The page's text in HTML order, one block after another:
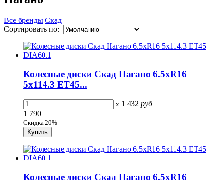
Все бренды Скад
Сортировать по:
Колесные диски Скад Нагано 6.5xR16
5x114.3 ET45...
x 1 432 руб
1 790
Скидка 20%
Колесные диски Скад Нагано 6.5xR16